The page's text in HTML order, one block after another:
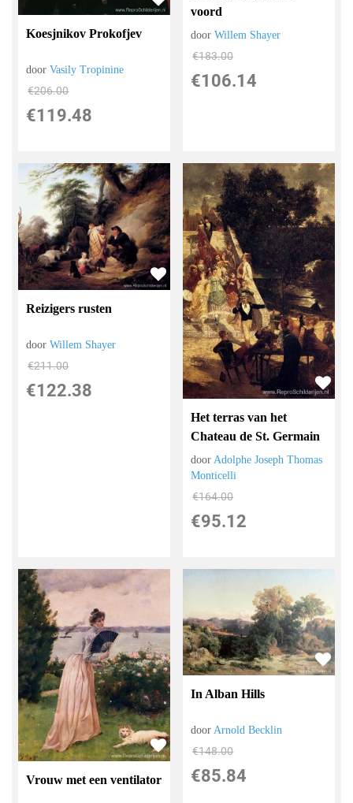
Koesjnikov Prokofjev
doorVasily Tropinine
€206.00
€119.48
voord
doorWillem Shayer
€183.00
€106.14
Reizigers rusten
doorWillem Shayer
€211.00
€122.38
Het terras van het
Chateau de St. Germain
door Adolphe Joseph Thomas
Monticelli
€164.00
€95.12
Vrouw met een ventilator
In Alban Hills
door Arnold Becklin
€148.00
€85.84